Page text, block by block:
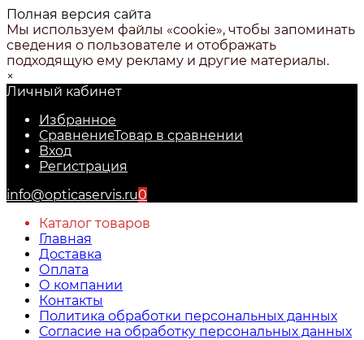
Полная версия сайта
Мы используем файлы «cookie», чтобы запоминать
сведения о пользователе и отображать
подходящую ему рекламу и другие материалы.
×
Личный кабинет
Избранное
СравнениеТовар в сравнении
Вход
Регистрация
info@opticaservis.ru0
Каталог товаров
Главная
Доставка
Оплата
О компании
Контакты
Политика обработки персональных данных
Согласие на обработку персональных данных